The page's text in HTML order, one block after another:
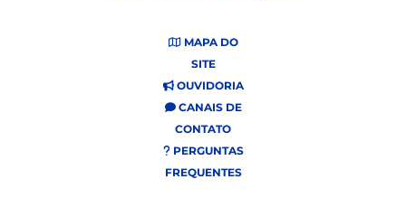
MAPA DO
SITE
OUVIDORIA
CANAIS DE
CONTATO
PERGUNTAS
FREQUENTES